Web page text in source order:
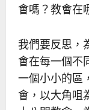
會嗎？教會在
我們要反思，
會在每一個不
一個小小的區
會，以大角咀